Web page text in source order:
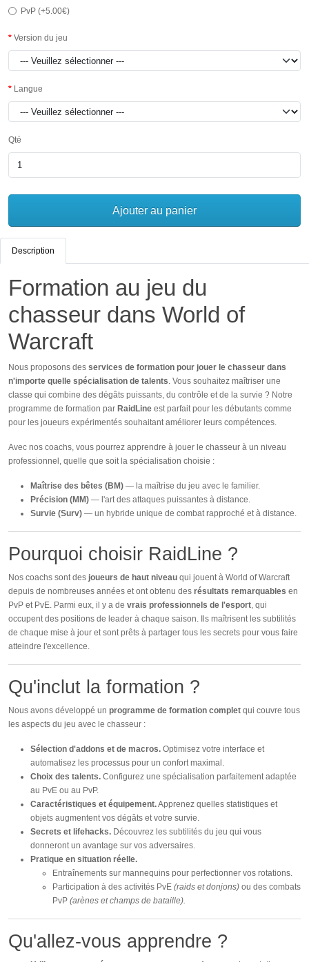
PvP (+5.00€)
Version du jeu
Langue
Qté
Ajouter au panier
Description
Formation au jeu du
chasseur dans World of
Warcraft
Nous proposons des services de formation pour jouer le chasseur dans
n'importe quelle spécialisation de talents . Vous souhaitez maîtriser une
classe qui combine des dégâts puissants, du contrôle et de la survie ? Notre
programme de formation par RaidLine est parfait pour les débutants comme
pour les joueurs expérimentés souhaitant améliorer leurs compétences.
Avec nos coachs, vous pourrez apprendre à jouer le chasseur à un niveau
professionnel, quelle que soit la spécialisation choisie :
Maîtrise des bêtes (BM) — la maîtrise du jeu avec le familier.
Précision (MM) — l'art des attaques puissantes à distance.
Survie (Surv) — un hybride unique de combat rapproché et à distance.
Pourquoi choisir RaidLine ?
Nos coachs sont des joueurs de haut niveau qui jouent à World of Warcraft
depuis de nombreuses années et ont obtenu des résultats remarquables en
PvP et PvE. Parmi eux, il y a de vrais professionnels de l'esport , qui
occupent des positions de leader à chaque saison. Ils maîtrisent les subtilités
de chaque mise à jour et sont prêts à partager tous les secrets pour vous faire
atteindre l'excellence.
Qu'inclut la formation ?
Nous avons développé un programme de formation complet qui couvre tous
les aspects du jeu avec le chasseur :
Sélection d'addons et de macros. Optimisez votre interface et
automatisez les processus pour un confort maximal.
Choix des talents. Configurez une spécialisation parfaitement adaptée
au PvE ou au PvP.
Caractéristiques et équipement.Apprenez quelles statistiques et
objets augmentent vos dégâts et votre survie.
Secrets et lifehacks. Découvrez les subtilités du jeu qui vous
donneront un avantage sur vos adversaires.
Pratique en situation réelle.
Entraînements sur mannequins pour perfectionner vos rotations.
Participation à des activités PvE (raids et donjons) ou des combats
PvP (arènes et champs de bataille).
Qu'allez-vous apprendre ?